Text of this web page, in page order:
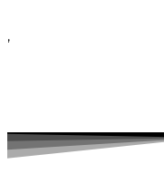
,